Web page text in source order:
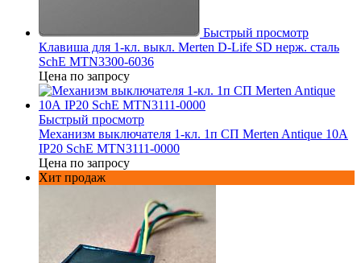
Быстрый просмотр
Клавиша для 1-кл. выкл. Merten D-Life SD нерж. сталь
SchE MTN3300-6036
Цена по запросу
Быстрый просмотр
Механизм выключателя 1-кл. 1п СП Merten Antique 10А
IP20 SchE MTN3111-0000
Цена по запросу
Хит продаж